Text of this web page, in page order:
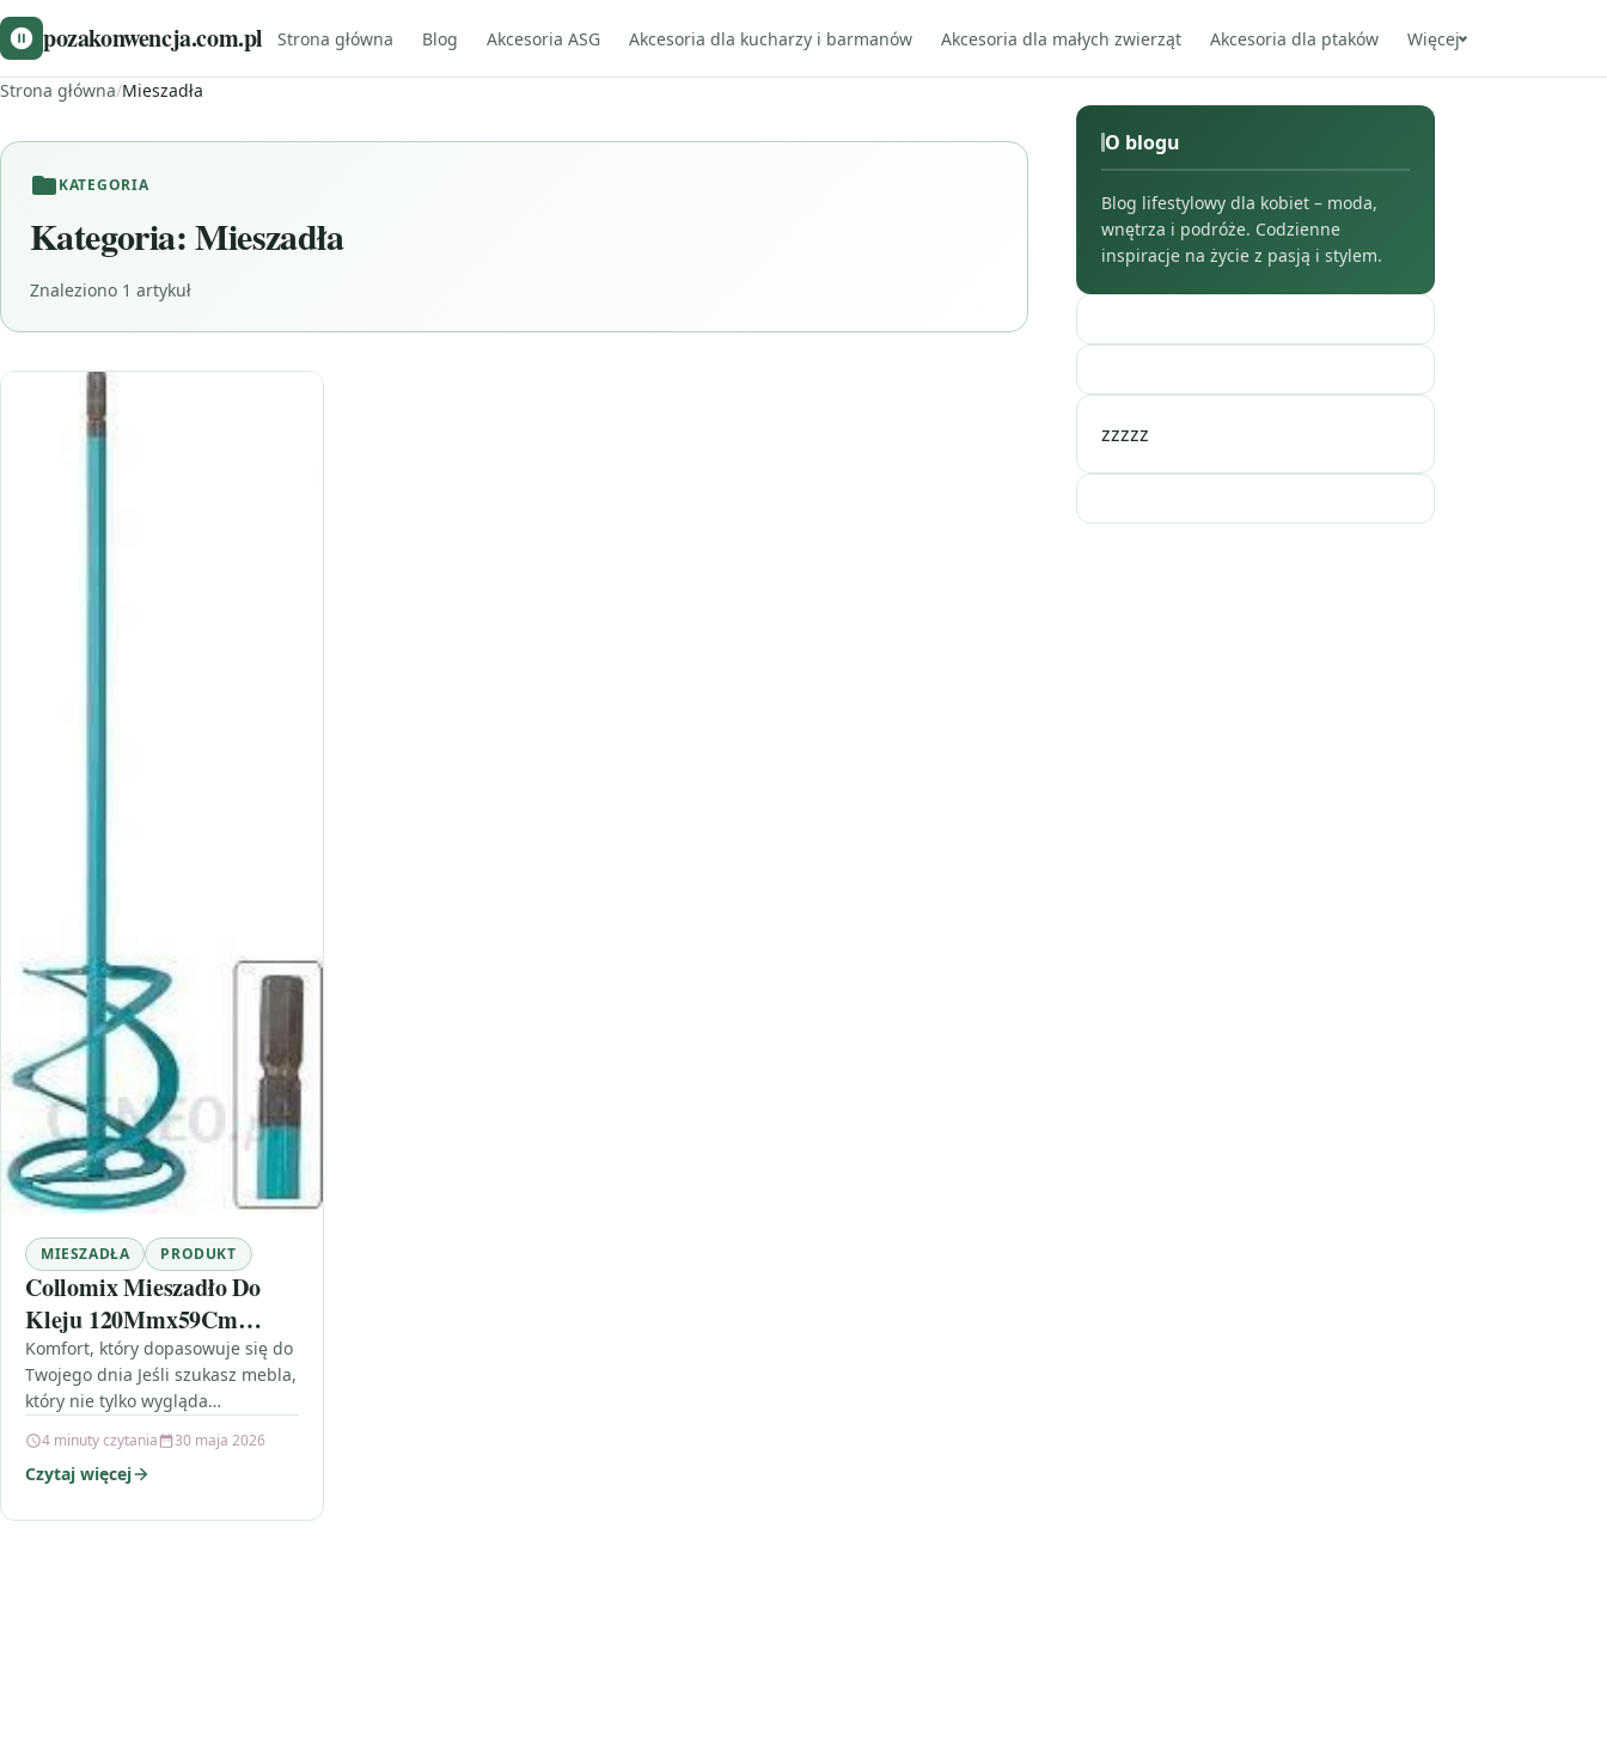
pozakonwencja.com.pl Strona główna Blog Akcesoria ASG Akcesoria dla kucharzy i barmanów Akcesoria dla małych zwierząt Akcesoria dla ptaków Więcej
Strona główna/Mieszadła
KATEGORIA
Kategoria:Mieszadła
Znaleziono 1 artykuł
MIESZADŁA PRODUKT
Collomix Mieszadło Do
Kleju 120Mmx59Cm
Cx40112
Komfort, który dopasowuje się do
Twojego dnia Jeśli szukasz mebla,
który nie tylko wygląda
zwiększa funkcjonalność salonu,
zwróć uwagę na…
4 minuty czytania 30 maja 2026
Czytaj więcej
O blogu
Blog lifestylowy dla kobiet – moda,
wnętrza i podróże. Codzienne
inspiracje na życie z pasją i stylem.
zzzzz